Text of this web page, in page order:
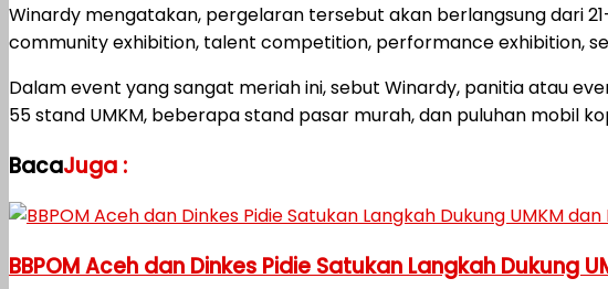
Winardy mengatakan, pergelaran tersebut akan berlangsung dari
community exhibition, talent competition, performance exhibition,
Dalam event yang sangat meriah ini, sebut Winardy, panitia atau
55 stand UMKM, beberapa stand pasar murah, dan puluhan mobil
BacaJuga :
BBPOM Aceh dan Dinkes Pidie Satukan Langkah Dukung